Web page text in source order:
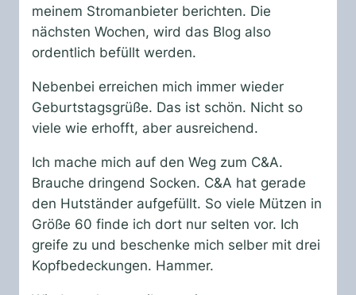
meinem Stromanbieter berichten. Die
nächsten Wochen, wird das Blog also
ordentlich befüllt werden.
Nebenbei erreichen mich immer wieder
Geburtstagsgrüße. Das ist schön. Nicht so
viele wie erhofft, aber ausreichend.
Ich mache mich auf den Weg zum C&A.
Brauche dringend Socken. C&A hat gerade
den Hutständer aufgefüllt. So viele Mützen in
Größe 60 finde ich dort nur selten vor. Ich
greife zu und beschenke mich selber mit drei
Kopfbedeckungen. Hammer.